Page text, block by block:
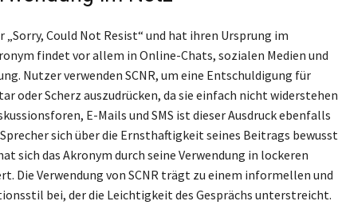
„Sorry, Could Not Resist“ und hat ihren Ursprung im
findet vor allem in Online-Chats, sozialen Medien und
Nutzer verwenden SCNR, um eine Entschuldigung für
oder Scherz auszudrücken, da sie einfach nicht widerstehen
E-Mails und SMS ist dieser Ausdruck ebenfalls
sich über die Ernsthaftigkeit seines Beitrags bewusst
sich das Akronym durch seine Verwendung in lockeren
Die Verwendung von SCNR trägt zu einem informellen und
bei, der die Leichtigkeit des Gesprächs unterstreicht.